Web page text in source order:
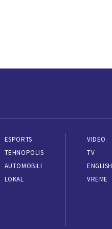
ESPORTS
TEHNOPOLIS
AUTOMOBILI
LOKAL
VIDEO
TV
ENGLISH
VREME